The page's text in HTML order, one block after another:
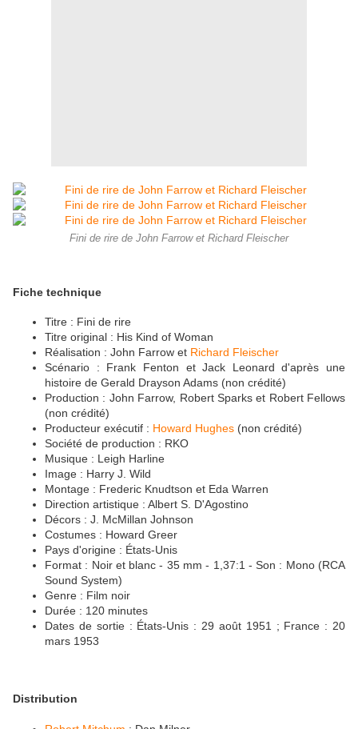
Fini de rire de John Farrow et Richard Fleischer
Fiche technique
Titre : Fini de rire
Titre original : His Kind of Woman
Réalisation : John Farrow et Richard Fleischer
Scénario : Frank Fenton et Jack Leonard d'après une
histoire de Gerald Drayson Adams (non crédité)
Production : John Farrow, Robert Sparks et Robert Fellows
(non crédité)
Producteur exécutif : Howard Hughes (non crédité)
Société de production : RKO
Musique : Leigh Harline
Image : Harry J. Wild
Montage : Frederic Knudtson et Eda Warren
Direction artistique : Albert S. D'Agostino
Décors : J. McMillan Johnson
Costumes : Howard Greer
Pays d'origine : États-Unis
Format : Noir et blanc - 35 mm - 1,37:1 - Son : Mono (RCA
Sound System)
Genre : Film noir
Durée : 120 minutes
Dates de sortie : États-Unis : 29 août 1951 ; France : 20
mars 1953
Distribution